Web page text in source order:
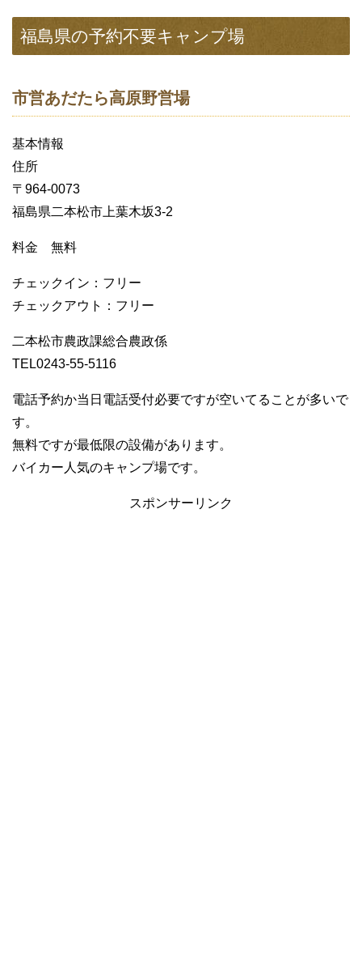
福島県の予約不要キャンプ場
市営あだたら高原野営場
基本情報
住所
〒964-0073
福島県二本松市上葉木坂3-2
料金 無料
チェックイン：フリー
チェックアウト：フリー
二本松市農政課総合農政係
TEL0243-55-5116
電話予約か当日電話受付必要ですが空いてることが多いで
す。
無料ですが最低限の設備があります。
バイカー人気のキャンプ場です。
スポンサーリンク